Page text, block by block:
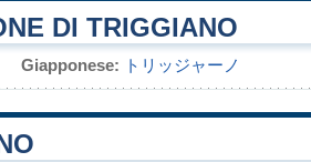
DI TRIGGIANO
Giapponese: トリッジャーノ